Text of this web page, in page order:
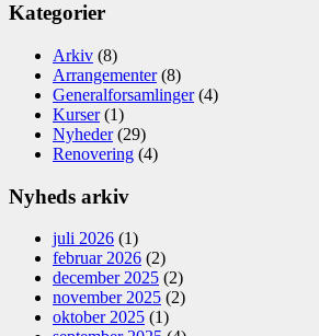
Kategorier
Arkiv (8)
Arrangementer(8)
Generalforsamlinger(4)
Kurser(1)
Nyheder(29)
Renovering (4)
Nyheds arkiv
juli 2026 (1)
februar 2026 (2)
december 2025 (2)
november 2025 (2)
oktober 2025 (1)